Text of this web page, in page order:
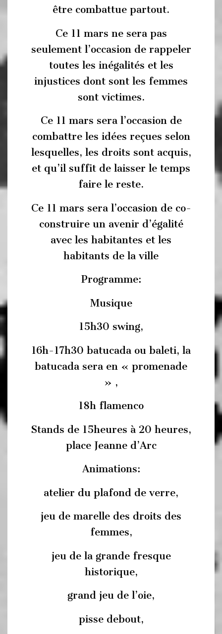
être combattue partout.
Ce 11 mars ne sera pas
seulement l’occasion de rappeler
toutes les inégalités et les
injustices dont sont les femmes
sont victimes.
Ce 11 mars sera l’occasion de
combattre les idées reçues selon
lesquelles, les droits sont acquis,
et qu’il suffit de laisser le temps
faire le reste.
Ce 11 mars sera l’occasion de co-
construire un avenir d’égalité
avec les habitantes et les
habitants de la ville
Programme:
Musique
15h30 swing,
16h-17h30 batucada ou baleti, la
batucada sera en « promenade
» ,
18h flamenco
Stands de 15heures à 20 heures,
place Jeanne d’Arc
Animations:
atelier du plafond de verre,
jeu de marelle des droits des
femmes,
jeu de la grande fresque
historique,
grand jeu de l’oie,
pisse debout,